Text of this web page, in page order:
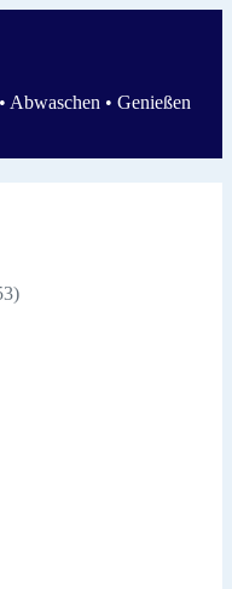
Abwaschen • Genießen